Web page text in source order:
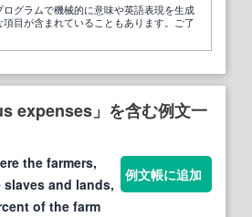
グラムで機械的に意味や英語表現を生成
目が含まれていることもあります。ご了
expenses」を含む例文一
the farmers,
and lands,
of the farm
例文帳に追加